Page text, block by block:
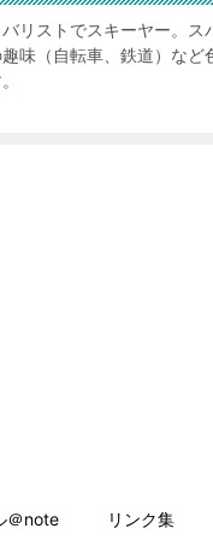
バリストでスキーヤー。
味（自転車、鉄道）など
＠note リンク集